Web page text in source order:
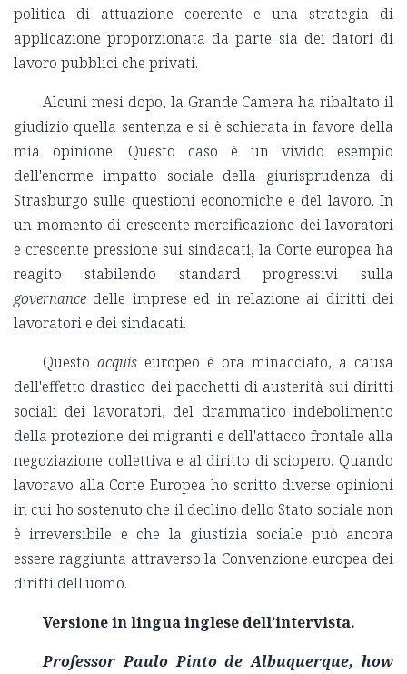
politica di attuazione coerente e una strategia di
applicazione proporzionata da parte sia dei datori di
lavoro pubblici che privati.
Alcuni mesi dopo, la Grande Camera ha ribaltato il
giudizio quella sentenza e si è schierata in favore della
mia opinione. Questo caso è un vivido esempio
dell'enorme impatto sociale della giurisprudenza di
Strasburgo sulle questioni economiche e del lavoro. In
un momento di crescente mercificazione dei lavoratori
e crescente pressione sui sindacati, la Corte europea ha
reagito stabilendo standard progressivi sulla
governance delle imprese ed in relazione ai diritti dei
lavoratori e dei sindacati.
Questo acquis europeo è ora minacciato, a causa
dell'effetto drastico dei pacchetti di austerità sui diritti
sociali dei lavoratori, del drammatico indebolimento
della protezione dei migranti e dell'attacco frontale alla
negoziazione collettiva e al diritto di sciopero. Quando
lavoravo alla Corte Europea ho scritto diverse opinioni
in cui ho sostenuto che il declino dello Stato sociale non
è irreversibile e che la giustizia sociale può ancora
essere raggiunta attraverso la Convenzione europea dei
diritti dell'uomo.
Versione in lingua inglese dell’intervista.
Professor Paulo Pinto de Albuquerque, how